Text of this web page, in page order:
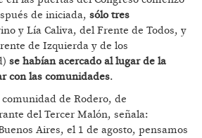
de iniciada, sólo tres
y Lía Caliva, del Frente de Todos, y
de Izquierda y de los
se habían acercado al lugar de la
con las comunidades.
de Rodero, de
del Tercer Malón, señala:
Aires, el 1 de agosto, pensamos